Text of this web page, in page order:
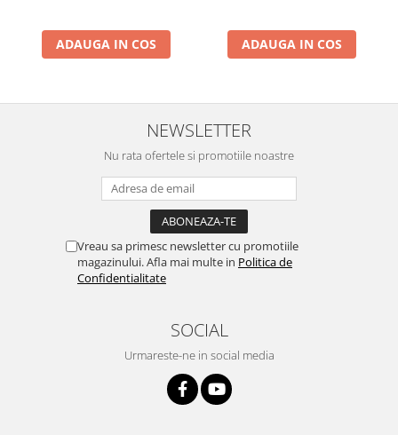
ADAUGA IN COS ADAUGA IN COS
NEWSLETTER
Nu rata ofertele si promotiile noastre
Vreau sa primesc newsletter cu promotiile
magazinului. Afla mai multe in Politica de
Confidentialitate
SOCIAL
Urmareste-ne in social media